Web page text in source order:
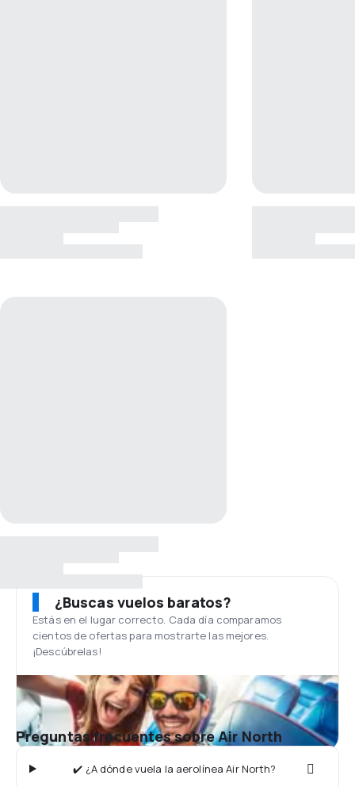
¿Buscas vuelos baratos?
Estás en el lugar correcto. Cada día comparamos
cientos de ofertas para mostrarte las mejores.
¡Descúbrelas!
Preguntas frecuentes sobre Air North
✔️ ¿A dónde vuela la aerolínea Air North?